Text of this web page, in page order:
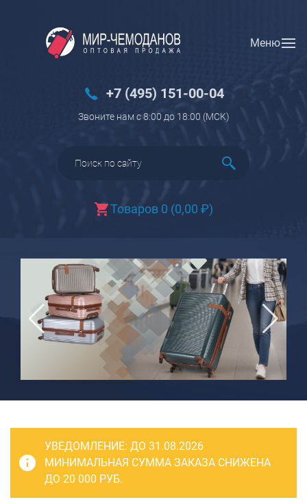
Меню
+7 (495) 151-00-04
Звоните нам с 8:00 до 18:00 (МCK)
Товаров 0 (0,00 ₽)
Вход Регистрация
Багаж
Чемоданы
Чемоданы детские
Пилоты на колесах
чемоданов
Бьюти-кейсы
САКВОЯЖИ
РАСПРОДАЖА
Сумки
Сумки колесные
Сумки спортивные
Сумки деловые
Сумки поясные
Сумки пляжные
УВЕДОМЛЕНИЕ: ДО 31.08.2026
МИНИМАЛЬНАЯ СУММА ЗАКАЗА СНИЖЕНА
ДО 20 000 РУБ.